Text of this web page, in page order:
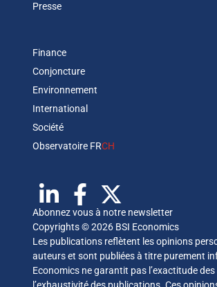
Presse
Finance
Conjoncture
Environnement
International
Société
Observatoire FRCH
Abonnez vous à notre newsletter
Copyrights © 2026 BSI Economics
Les publications reflètent les opinions
auteurs et sont publiées à titre purement
Economics ne garantit pas l’exactitude